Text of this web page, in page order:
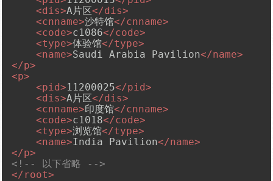
<dis>A片区</dis>
<cnname>沙特馆</cnname>
<code>c1086</code>
<type>体验馆</type>
<name>Saudi Arabia Pavilion</name>
</p>
<p>
<pid>11200025</pid>
<dis>A片区</dis>
<cnname>印度馆</cnname>
<code>c1018</code>
<type>浏览馆</type>
<name>India Pavilion</name>
</p>
<!-- 以下省略 -->
</root>